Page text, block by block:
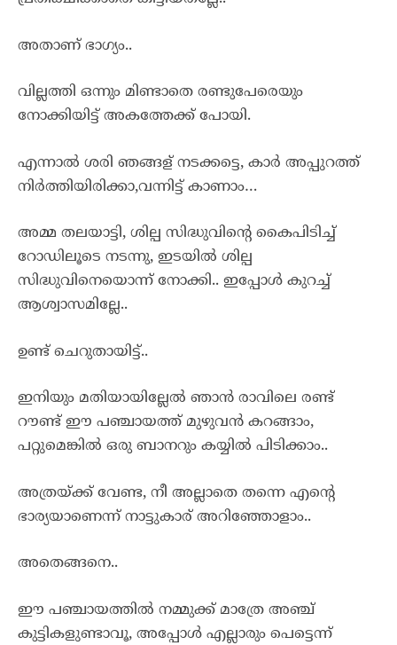
അതാണ് ഭാഗ്യം..
വില്ലത്തി ഒന്നും മിണ്ടാതെ രണ്ടുപേരെയും
നോക്കിയിട്ട് അകത്തേക്ക് പോയി.
എന്നാൽ ശരി ഞങ്ങള് നടക്കട്ടെ, കാർ അപ്പുറത്ത്
നിർത്തിയിരിക്കാ,വന്നിട്ട് കാണാം…
അമ്മ തലയാട്ടി, ശില്പ സിദ്ധുവിന്റെ കൈപിടിച്ച്
റോഡിലൂടെ നടന്നു, ഇടയിൽ ശില്പ
സിദ്ധുവിനെയൊന്ന് നോക്കി.. ഇപ്പോൾ കുറച്ച്
ആശ്വാസമില്ലേ..
ഉണ്ട് ചെറുതായിട്ട്..
ഇനിയും മതിയായില്ലേൽ ഞാൻ രാവിലെ രണ്ട്
റൗണ്ട് ഈ പഞ്ചായത്ത്‌ മുഴുവൻ കറങ്ങാം,
പറ്റുമെങ്കിൽ ഒരു ബാനറും കയ്യിൽ പിടിക്കാം..
അത്രയ്ക്ക് വേണ്ട, നീ അല്ലാതെ തന്നെ എന്റെ
ഭാര്യയാണെന്ന് നാട്ടുകാര് അറിഞ്ഞോളാം..
അതെങ്ങനെ..
ഈ പഞ്ചായത്തിൽ നമ്മുക്ക് മാത്രേ അഞ്ച്
കുട്ടികളുണ്ടാവൂ, അപ്പോൾ എല്ലാരും പെട്ടെന്ന്